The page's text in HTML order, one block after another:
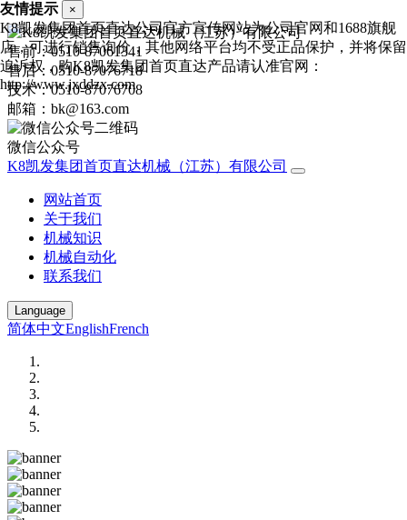
售前：0510-87061341
售后：0510-87076718
技术：0510-87076708
邮箱：bk@163.com
微信公众号
K8凯发集团首页直达机械（江苏）有限公司
网站首页
关于我们
机械知识
机械自动化
联系我们
Language
简体中文EnglishFrench
友情提示 ×
K8凯发集团首页直达公司官方宣传网站为公司官网和1688旗舰
店，可进行销售询价，其他网络平台均不受正品保护，并将保留
追诉权，购K8凯发集团首页直达产品请认准官网：
http://www.jxddzx.com